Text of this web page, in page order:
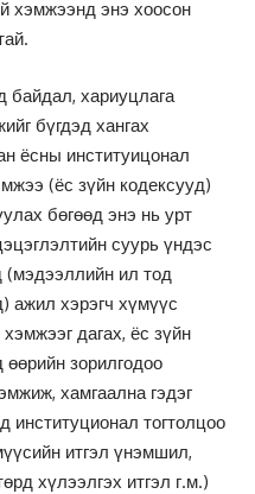
хэмжээнд энэ хоосон
байдал, хариуцлага
бүгдэд хангах
ёсны институицонал
(ёс зүйн кодексууд)
бөгөөд энэ нь урт
суурь үндэс
(мэдээллийн ил тод
ажил хэрэгч хүмүүс
дагах, ёс зүйн
зорилгодоо
хамгаална гэдэг
институционал тогтолцоо
итгэл үнэмшил,
хүлээлгэх итгэл г.м.)